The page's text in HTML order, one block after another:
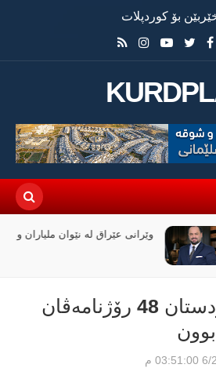
بۆ کوردپلات
لە نێوان ملیاران و ئاگردا
لە هەرێمی کوردستان 48 رۆژنامەڤان
م